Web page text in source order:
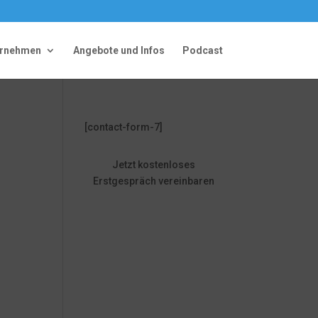
Angebote und Infos Podcast
[contact-form-7]
Jetzt kostenloses
Erstgespräch vereinbaren